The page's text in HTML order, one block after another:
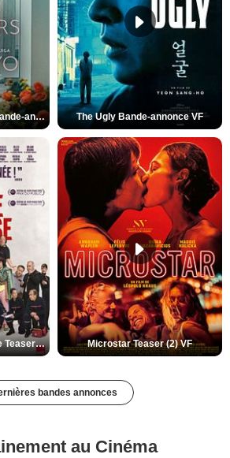
Des Fleurs pour Tokyo Bande-annonce VO STFR The Ugly Bande-annonce VF
De la Comédie-Française Teaser (3) VF Microstar Teaser (2) VF
bandes annonces
au Cinéma